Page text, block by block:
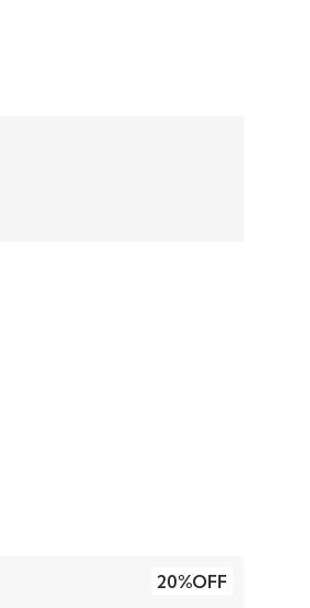
20%OFF